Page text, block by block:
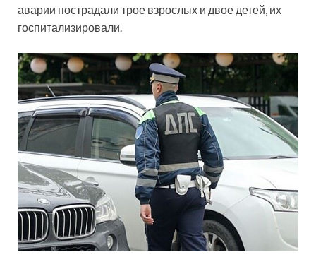
аварии пострадали трое взрослых и двое детей, их
госпитализировали.